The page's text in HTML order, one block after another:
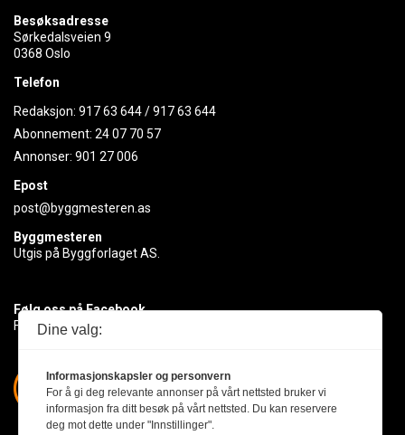
Besøksadresse
Sørkedalsveien 9
0368 Oslo
Telefon
Redaksjon: 917 63 644/917 63 644
Abonnement: 24 07 70 57
Annonser: 901 27 006
Epost
post@byggmesteren.as
Byggmesteren
Utgis på Byggforlaget AS.
Følg oss på Facebook
Få med deg det siste innen byggebransjen
Dine valg:
Informasjonskapsler og personvern
For å gi deg relevante annonser på vårt nettsted bruker vi
informasjon fra ditt besøk på vårt nettsted. Du kan reservere
deg mot dette under "Innstillinger".